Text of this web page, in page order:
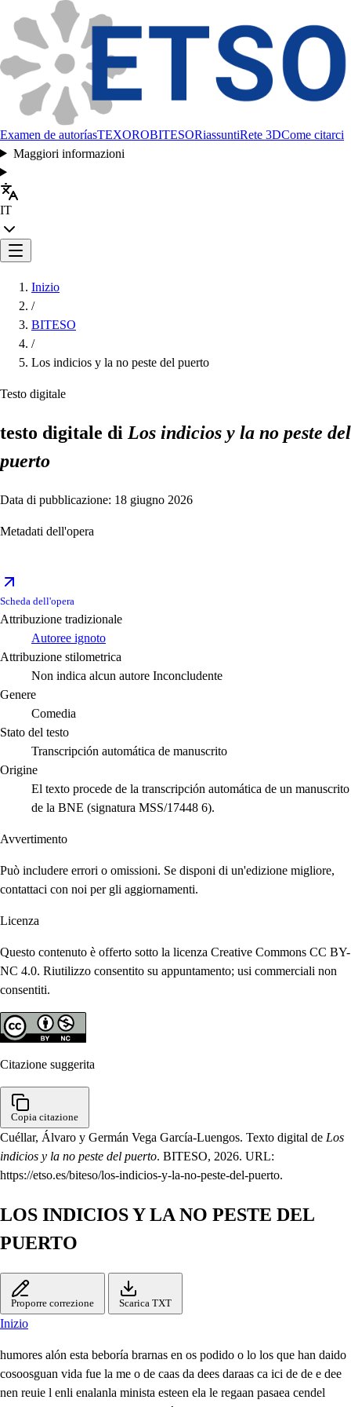
Examen de autoríasTEXOROBITESORiassuntiRete 3DCome citarci
Maggiori informazioni
IT
Inizio
/
BITESO
/
Los indicios y la no peste del puerto
Testo digitale
testo digitale di Los indicios y la no peste del
puerto
Data di pubblicazione: 18 giugno 2026
Metadati dell'opera
Scheda dell'opera
Attribuzione tradizionale
Autoree ignoto
Attribuzione stilometrica
Non indica alcun autore Inconcludente
Genere
Comedia
Stato del testo
Transcripción automática de manuscrito
Origine
El texto procede de la transcripción automática de un manuscrito
de la BNE (signatura MSS/17448 6).
Avvertimento
Può includere errori o omissioni. Se disponi di un'edizione migliore,
contattaci con noi per gli aggiornamenti.
Licenza
Questo contenuto è offerto sotto la licenza Creative Commons CC BY-
NC 4.0. Riutilizzo consentito su appuntamento; usi commerciali non
consentiti.
Citazione suggerita
Copia citazione
Cuéllar, Álvaro y Germán Vega García-Luengos. Texto digital de Los
indicios y la no peste del puerto. BITESO, 2026. URL:
https://etso.es/biteso/los-indicios-y-la-no-peste-del-puerto.
LOS INDICIOS Y LA NO PESTE DEL
PUERTO
Proporre correzione Scarica TXT
Inizio
humores alón esta beboría brarnas en os podido o lo los que han daido
cosoosguan vida fue la me o de caas da dees daraas ca ici de de e dee
nen reuie l enli enalanla minista esteen ela le regaan pasaea cendel